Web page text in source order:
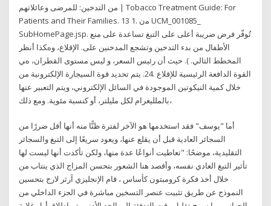
ﻣﻦ اﻟﺘﺪﺧﯿﻦ: ﻟﻠﻤﺮﺿﻰ وﻋﺎﺋﻼﺗﮭﻢ | Tobacco Treatment Guide: For
Patients and Their Families. 13 1. ﻣن UCM_001085_
SubHomePage.jsp. ﺗُﻮﻓّﺮ ﻓﺮض ﺿﺮﻳﺒﺔ أﻋﻠﻰ ﻋﻠﻰ اﻟﺘﺒﻎ ﺗﺴﺎﻋﺪة ﻋﻠﻰ ﻣﻨﻊ
اﻷﻃﻔﺎل ﻣﻦ ﺑﺪء اﻟﺘﺪﺧﻴﻦ وﺗﺸﺠﻊ اﻟﻤﺪﺧﻨﻴﻦ ﻋﻠﻰ. اﻹﻗﻼع، وهﻜﺬا أﻧﻈﺮ
اﻟﻤﺨﻄﻂ اﻟﺘﺎﻟﻲ. ). ﺣﻴﺚ أن رﺋﻴﺲ اﻟﺴﻌﺮ، و ﻟﻴﺲ ﻣﺴﺘﻮى اﻟﻘﻄﺮان، هﻲ
اﻟﻘﻮة اﻟﺪاﻓﻌﺔ اﻟﺮﺋﻴﺴﻴﺔ ﻟﻺﻗﻼع .24. يتم تحديد قوة السيجارة الإلكترونية من
خلال كمية النيكوتين الموجودة في السائل الإلكتروني، ويتم التعبير عنها
بالملليغرام لكل مليلتر، أو كنسبة مئوية. ومع ذلك،
أما "يوسف" فقد استخدمها هو الآخر لفترة ظنًّا منه أنها أقل ضررًا من
السجائر العادية قبل أن يقلع عنها، ويعود سريعًا إلى التبغ والسجائر
التقليدية، موضحًا: "تعاطيت أنواعًا عدة منها، ولكن تأكدت أنها ليست لها
تأثير التبغ العادي نفسه، وأقصد هنا الشعور بتحسن المزاج الذي ينتاب من
خلال أخذ فكرة كرومبتون كأساس ، قام الإنجليزي آرثر لارج بتحسين
النموذج عن طريق تثبيت عنصر التسخين مباشرة في الجزء الداخلي من